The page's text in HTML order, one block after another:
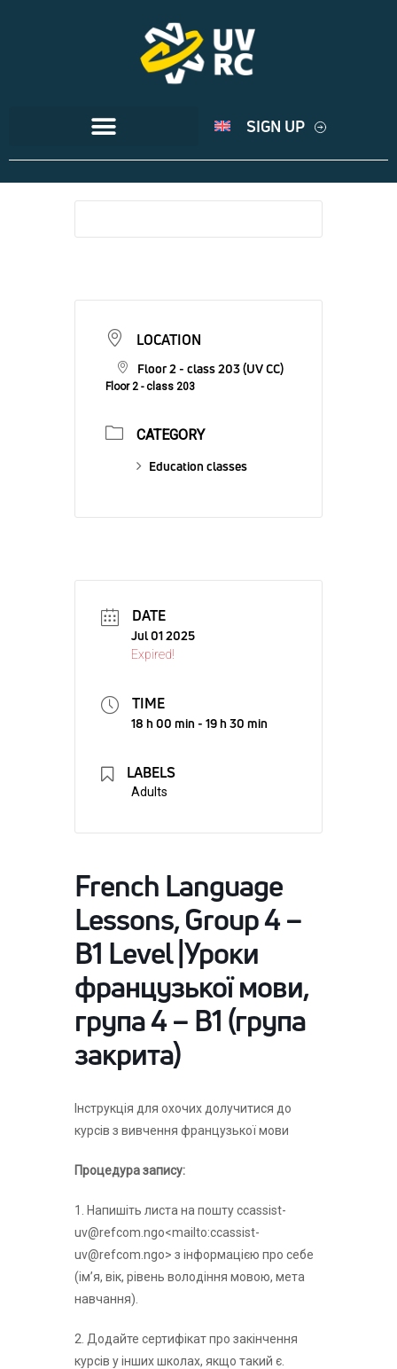
SIGN UP
LOCATION
Floor 2 - class 203 (UV CC)
Floor 2 - class 203
CATEGORY
Education classes
DATE
Jul 01 2025
Expired!
TIME
18 h 00 min - 19 h 30 min
LABELS
Adults
French Language
Lessons, Group 4 –
B1 Level |Уроки
французької мови,
група 4 – В1 (група
закрита)
Інструкція для охочих долучитися до
курсів з вивчення французької мови
Процедура запису:
1. Напишіть листа на пошту ccassist-
uv@refcom.ngo<mailto:ccassist-
uv@refcom.ngo> з інформацією про себе
(ім’я, вік, рівень володіння мовою, мета
навчання).
2. Додайте сертифікат про закінчення
курсів у інших школах, якщо такий є.